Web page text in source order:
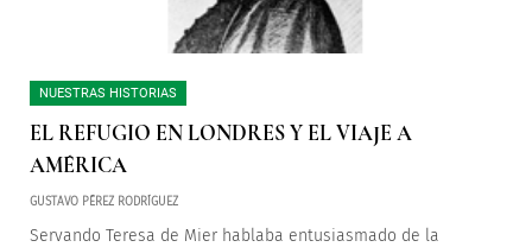
NUESTRAS HISTORIAS
EL REFUGIO EN LONDRES Y EL VIAJE A
AMÉRICA
GUSTAVO PÉREZ RODRÍGUEZ
Servando Teresa de Mier hablaba entusiasmado de la